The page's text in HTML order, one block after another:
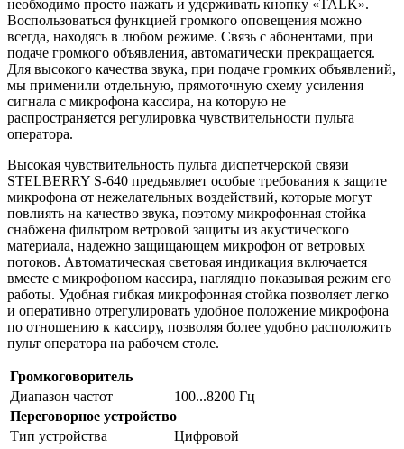
необходимо просто нажать и удерживать кнопку «TALK».
Воспользоваться функцией громкого оповещения можно
всегда, находясь в любом режиме. Связь с абонентами, при
подаче громкого объявления, автоматически прекращается.
Для высокого качества звука, при подаче громких объявлений,
мы применили отдельную, прямоточную схему усиления
сигнала с микрофона кассира, на которую не
распространяется регулировка чувствительности пульта
оператора.
Высокая чувствительность пульта диспетчерской связи
STELBERRY S-640 предъявляет особые требования к защите
микрофона от нежелательных воздействий, которые могут
повлиять на качество звука, поэтому микрофонная стойка
снабжена фильтром ветровой защиты из акустического
материала, надежно защищающем микрофон от ветровых
потоков. Автоматическая световая индикация включается
вместе с микрофоном кассира, наглядно показывая режим его
работы. Удобная гибкая микрофонная стойка позволяет легко
и оперативно отрегулировать удобное положение микрофона
по отношению к кассиру, позволяя более удобно расположить
пульт оператора на рабочем столе.
Громкоговоритель
Диапазон частот
100...8200 Гц
Переговорное устройство
Тип устройства
Цифровой